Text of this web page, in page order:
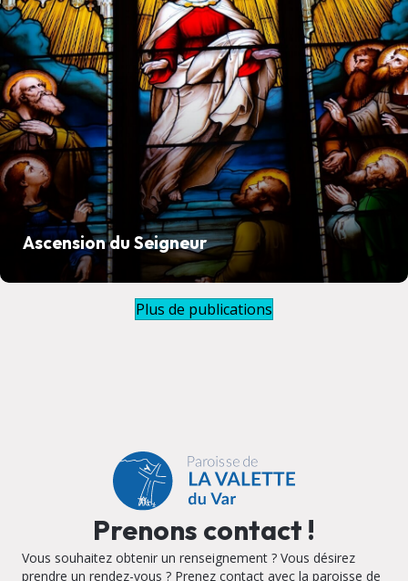
Ascension du Seigneur
Plus de publications
Prenons contact !
Vous souhaitez obtenir un renseignement ? Vous désirez
prendre un rendez-vous ? Prenez contact avec la paroisse de